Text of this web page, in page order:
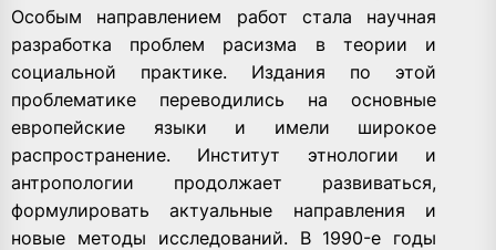
Особым направлением работ стала научная
разработка проблем расизма в теории и
социальной практике. Издания по этой
проблематике переводились на основные
европейские языки и имели широкое
распространение. Институт этнологии и
антропологии продолжает развиваться,
формулировать актуальные направления и
новые методы исследований. В 1990-е годы